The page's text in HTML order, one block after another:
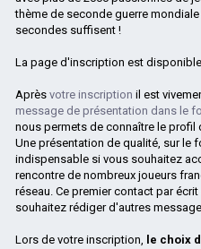
thème de seconde guerre
secondes suffisent !
La page d'inscription est disponible
Après votre inscription il est
message de présentation dans le
nous permets de connaître le
Une présentation de qualité, sur le
indispensable si vous souhaitez
rencontre de nombreux joueurs
réseau. Ce premier contact par
souhaitez rédiger d'autres
Lors de votre inscription, le choix